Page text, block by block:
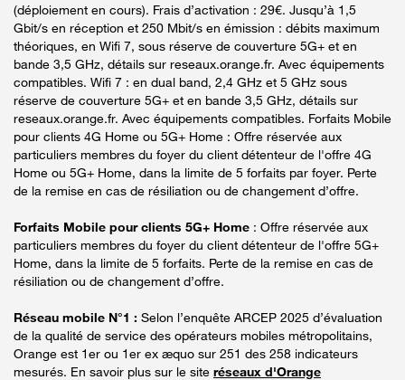
(déploiement en cours). Frais d’activation : 29€. Jusqu’à 1,5
Gbit/s en réception et 250 Mbit/s en émission : débits maximum
théoriques, en Wifi 7, sous réserve de couverture 5G+ et en
bande 3,5 GHz, détails sur reseaux.orange.fr. Avec équipements
compatibles. Wifi 7 : en dual band, 2,4 GHz et 5 GHz sous
réserve de couverture 5G+ et en bande 3,5 GHz, détails sur
reseaux.orange.fr. Avec équipements compatibles. Forfaits Mobile
pour clients 4G Home ou 5G+ Home : Offre réservée aux
particuliers membres du foyer du client détenteur de l'offre 4G
Home ou 5G+ Home, dans la limite de 5 forfaits par foyer. Perte
de la remise en cas de résiliation ou de changement d’offre.
Forfaits Mobile pour clients 5G+ Home : Offre réservée aux
particuliers membres du foyer du client détenteur de l'offre 5G+
Home, dans la limite de 5 forfaits. Perte de la remise en cas de
résiliation ou de changement d’offre.
Réseau mobile N°1 : Selon l’enquête ARCEP 2025 d’évaluation
de la qualité de service des opérateurs mobiles métropolitains,
Orange est 1er ou 1er ex æquo sur 251 des 258 indicateurs
mesurés. En savoir plus sur le site réseaux d'Orange